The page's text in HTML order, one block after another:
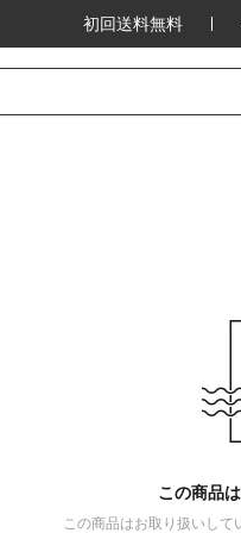
初回送料無料
この商品
この商品はお取り扱いして